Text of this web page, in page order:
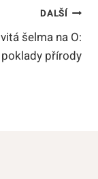
DALŠÍ
šelma na O:
přírody